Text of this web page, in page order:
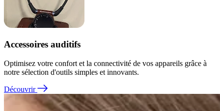
Accessoires auditifs
Optimisez votre confort et la connectivité de vos appareils grâce à
notre sélection d'outils simples et innovants.
Découvrir